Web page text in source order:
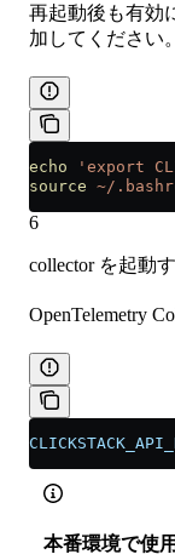
再起動後も有効
加してください。
echo 'export
source ~/
6
collector を起動
OpenTelemetry
本番環境で使